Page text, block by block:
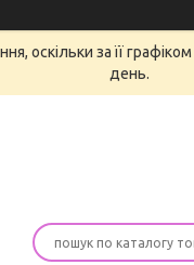
оскільки за її
день.